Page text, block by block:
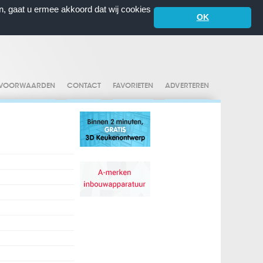
gaat u ermee akkoord dat wij cookies
OK
CONTACT FAVORIETEN ADVERTEREN